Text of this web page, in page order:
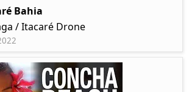
Bahia
/ Itacaré Drone